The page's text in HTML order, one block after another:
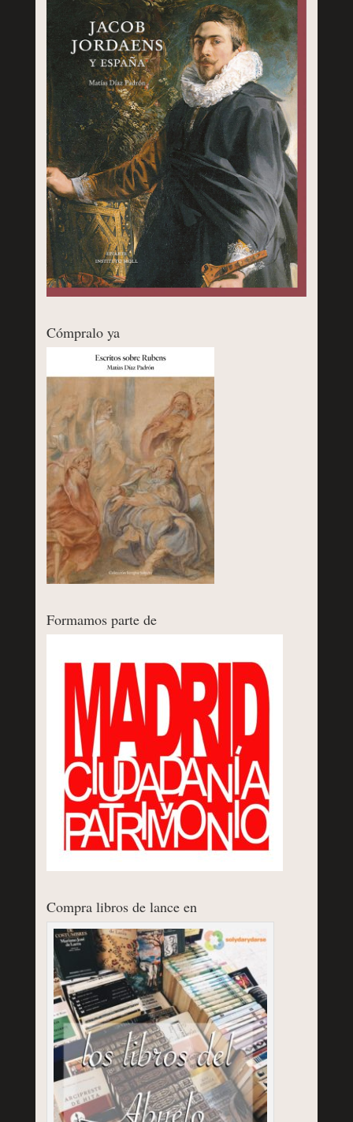
Cómpralo ya
Formamos parte de
Compra libros de lance en